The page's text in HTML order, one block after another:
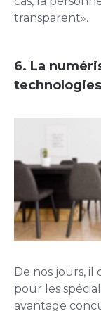
transparent».
6. La
technologies
De nos jours,
pour les
avantage